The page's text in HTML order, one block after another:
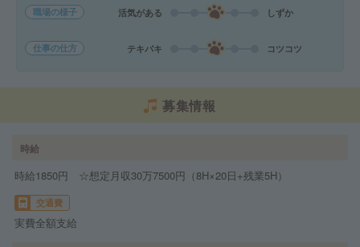
職場の様子 活気がある しずか
仕事の仕方 テキパキ コツコツ
募集情報
時給
時給1850円 ☆想定月収30万7500円（8H×20日+残業5H）
交通費
実費全額支給